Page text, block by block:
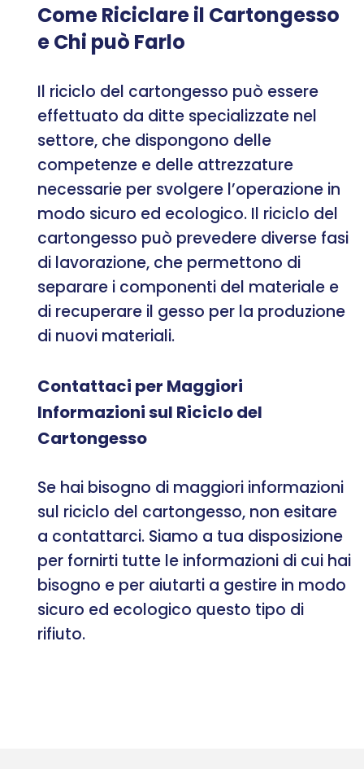
Come Riciclare il Cartongesso
e Chi può Farlo
Il riciclo del cartongesso può essere
effettuato da ditte specializzate nel
settore, che dispongono delle
competenze e delle attrezzature
necessarie per svolgere l’operazione in
modo sicuro ed ecologico. Il riciclo del
cartongesso può prevedere diverse fasi
di lavorazione, che permettono di
separare i componenti del materiale e
di recuperare il gesso per la produzione
di nuovi materiali.
Contattaci per Maggiori
Informazioni sul Riciclo del
Cartongesso
Se hai bisogno di maggiori informazioni
sul riciclo del cartongesso, non esitare
a contattarci. Siamo a tua disposizione
per fornirti tutte le informazioni di cui hai
bisogno e per aiutarti a gestire in modo
sicuro ed ecologico questo tipo di
rifiuto.